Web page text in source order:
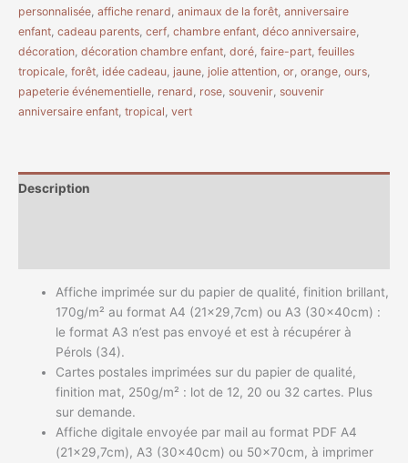
personnalisée, affiche renard, animaux de la forêt, anniversaire
enfant, cadeau parents, cerf, chambre enfant, déco anniversaire,
décoration, décoration chambre enfant, doré, faire-part, feuilles
tropicale, forêt, idée cadeau, jaune, jolie attention, or, orange, ours,
papeterie événementielle, renard, rose, souvenir, souvenir
anniversaire enfant, tropical, vert
Description
Affiche imprimée sur du papier de qualité, finition brillant,
170g/m² au format A4 (21×29,7cm) ou A3 (30x40cm) :
le format A3 n’est pas envoyé et est à récupérer à
Pérols (34).
Cartes postales imprimées sur du papier de qualité,
finition mat, 250g/m² : lot de 12, 20 ou 32 cartes. Plus
sur demande.
Affiche digitale envoyée par mail au format PDF A4
(21×29,7cm), A3 (30x40cm) ou 50x70cm, à imprimer